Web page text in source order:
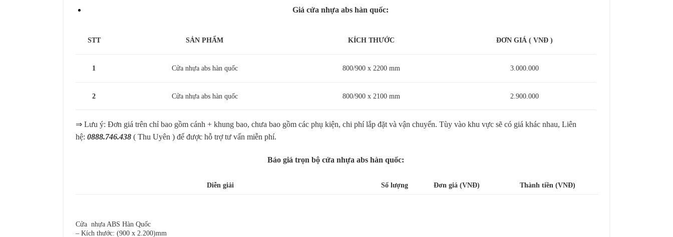
Giá cửa nhựa abs hàn quốc:
STT SẢN PHẨM KÍCH THƯỚC ĐƠN GIÁ ( VNĐ )
1 Cửa nhựa abs hàn quốc 800/900 x 2200 mm 3.000.000
2 Cửa nhựa abs hàn quốc 800/900 x 2100 mm 2.900.000
⇒ Lưu ý: Đơn giá trên chỉ bao gồm cánh + khung bao, chưa bao gồm các phụ kiện, chi phí lắp đặt và vận chuyển. Tùy vào khu vực sẽ có giá khác nhau, Liên
hệ: 0888.746.438 ( Thu Uyên ) để được hỗ trợ tư vấn miễn phí.
Báo giá trọn bộ cửa nhựa abs hàn quốc:
Diễn giải Số lượng Đơn giá (VNĐ) Thành tiền (VNĐ)
Cửa nhựa ABS Hàn Quốc
– Kích thước: (900 x 2.200)mm